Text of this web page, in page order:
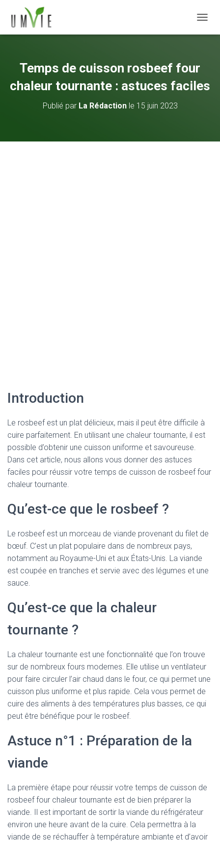
Temps de cuisson rosbeef four
chaleur tournante : astuces faciles
Publié par La Rédactionle 15 juin 2023
Introduction
Le rosbeef est un plat délicieux, mais il peut être difficile à
cuire parfaitement. En utilisant une chaleur tournante, il est
possible d’obtenir une cuisson uniforme et savoureuse.
Dans cet article, nous allons vous donner des astuces
faciles pour réussir votre temps de cuisson de rosbeef four
chaleur tournante.
Qu’est-ce que le rosbeef ?
Le rosbeef est un morceau de viande provenant du filet de
bœuf. C’est un plat populaire dans de nombreux pays,
notamment au Royaume-Uni et aux États-Unis. La viande
est coupée en tranches et servie avec des légumes et une
sauce.
Qu’est-ce que la chaleur
tournante ?
La chaleur tournante est une fonctionnalité que l’on trouve
sur de nombreux fours modernes. Elle utilise un ventilateur
pour faire circuler l’air chaud dans le four, ce qui permet une
cuisson plus uniforme et plus rapide. Cela vous permet de
cuire des aliments à des températures plus basses, ce qui
peut être bénéfique pour le rosbeef.
Astuce n°1 : Préparation de la
viande
La première étape pour réussir votre temps de cuisson de
rosbeef four chaleur tournante est de bien préparer la
viande. Il est important de sortir la viande du réfrigérateur
environ une heure avant de la cuire. Cela permettra à la
viande de se réchauffer à température ambiante et d’avoir